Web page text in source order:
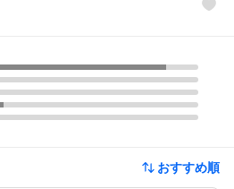
おすすめ順